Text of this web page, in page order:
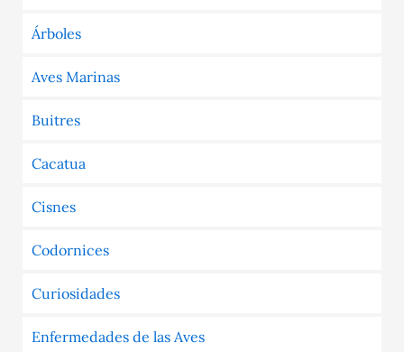
Árboles
Aves Marinas
Buitres
Cacatua
Cisnes
Codornices
Curiosidades
Enfermedades de las Aves